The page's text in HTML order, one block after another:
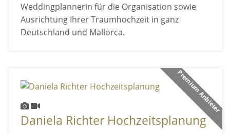
Weddingplannerin für die Organisation sowie
Ausrichtung Ihrer Traumhochzeit in ganz
Deutschland und Mallorca.
Premium Anbieter
Daniela Richter Hochzeitsplanung